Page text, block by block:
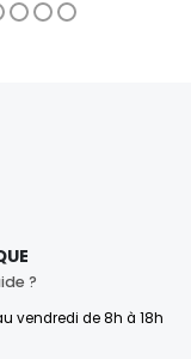
?
vendredi de 8h à 18h